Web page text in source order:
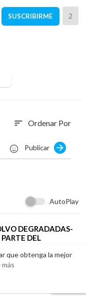
que obtenga la mejor
SUSCRIBIRME 2
sort Ordenar Por
Publicar
AutoPlay
DEGRADADAS-
DEL
26